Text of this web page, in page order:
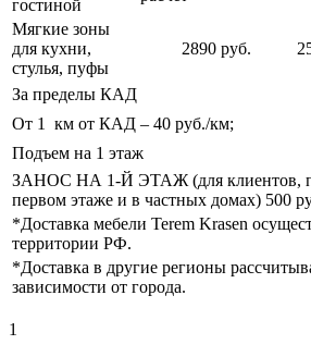
гостиной
Мягкие зоны
для кухни,
стулья, пуфы
2890 руб.
За пределы КАД
От 1 км от КАД – 40 руб./км;
Подъем на 1 этаж
ЗАНОС НА 1-Й ЭТАЖ (для клиентов,
первом этаже и в частных домах) 500
*Доставка мебели Terem Krasen
территории РФ.
*Доставка в другие регионы
зависимости от города.
1